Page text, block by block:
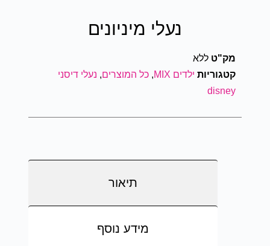
נעלי מיניונים
מק"ט ללא
קטגוריות ילדים MIX , כל המוצרים, נעלי דיסני
disney
תיאור
מידע נוסף